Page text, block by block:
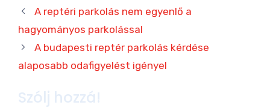
A reptéri parkolás nem egyenlő a
hagyományos parkolással
A budapesti reptér parkolás kérdése
alaposabb odafigyelést igényel
Szólj hozzá!